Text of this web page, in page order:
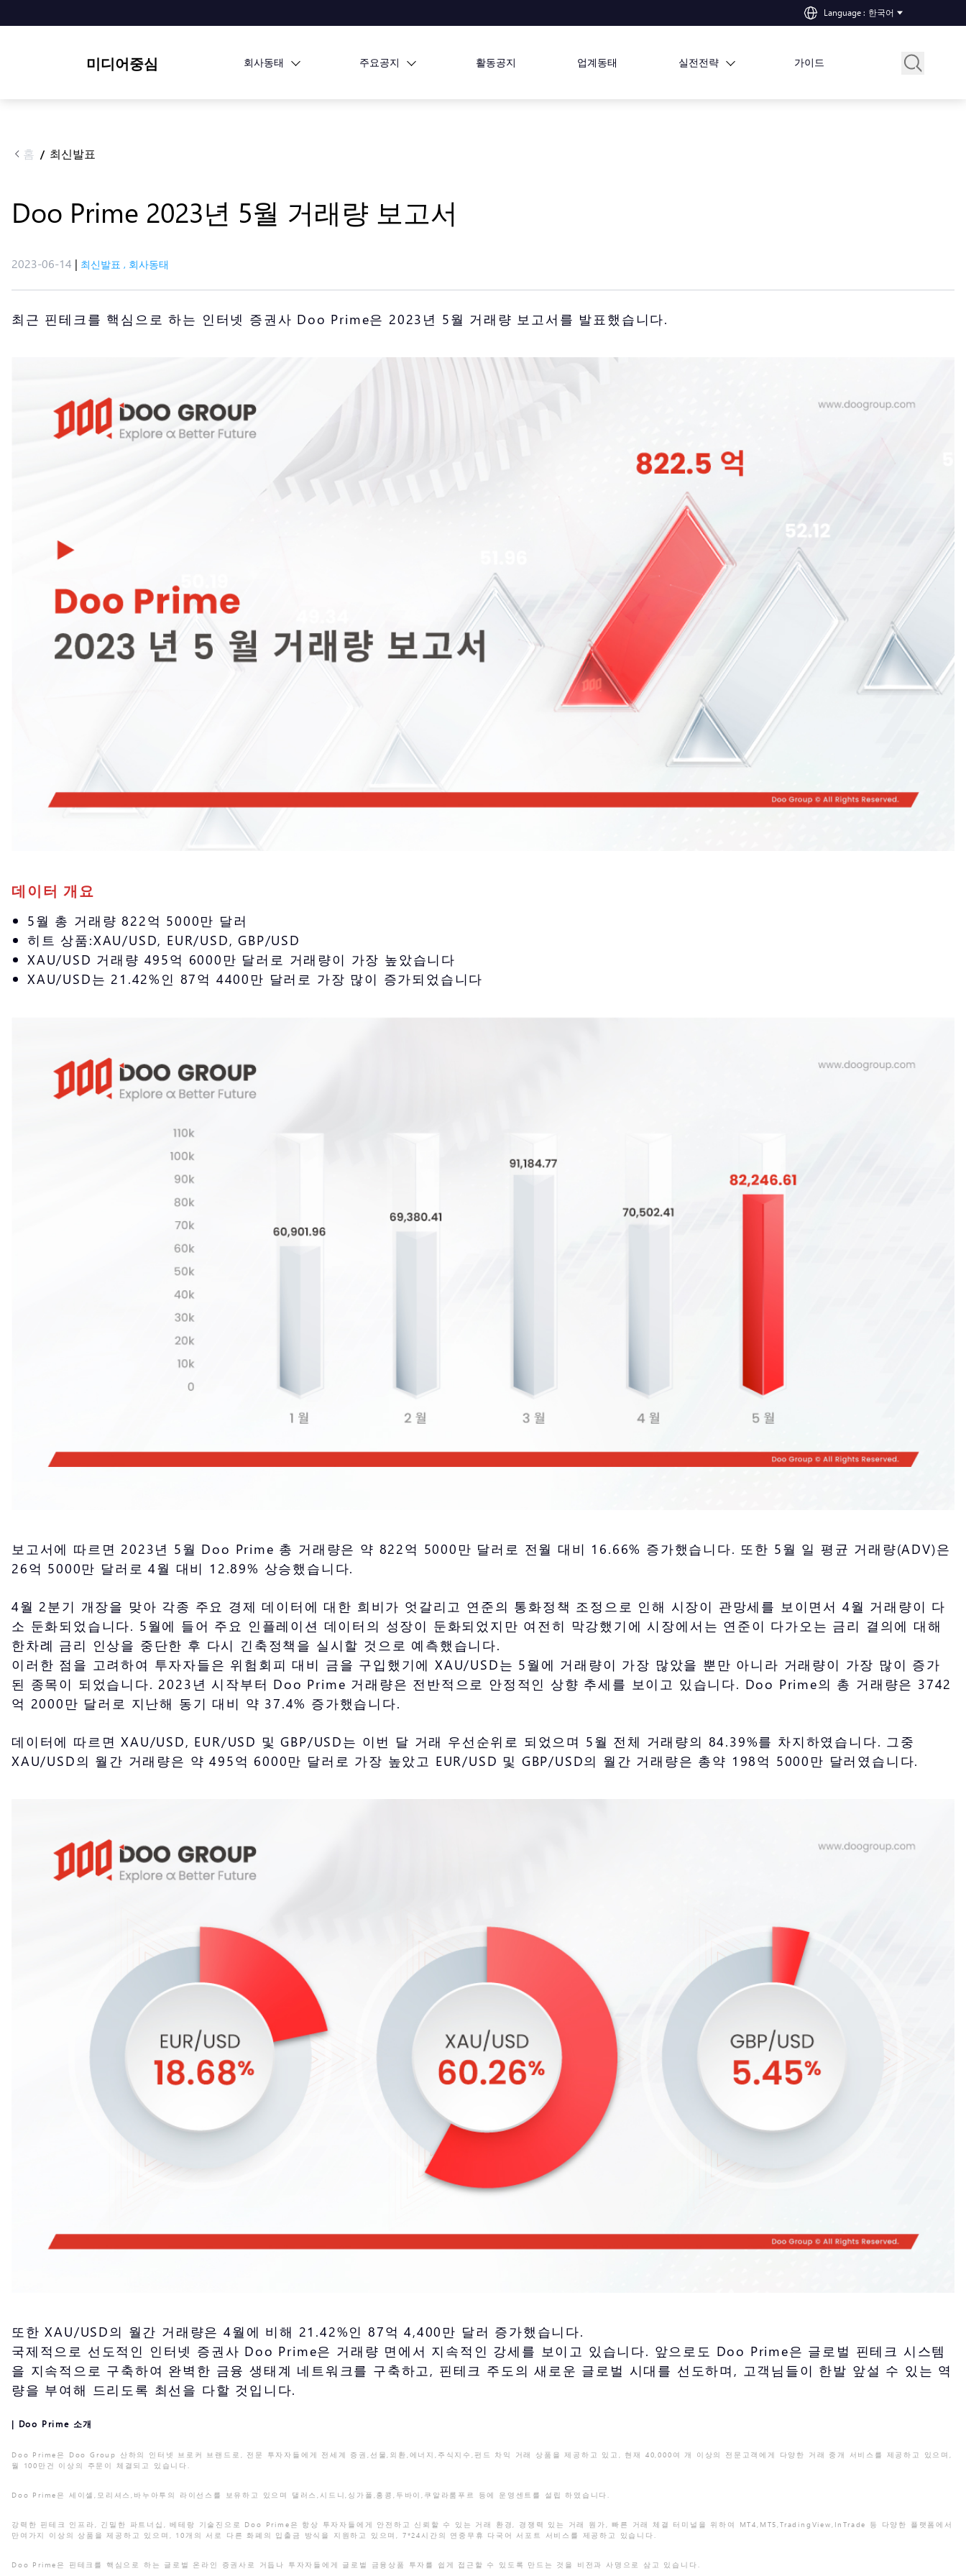
Language : 한국어
미디어중심 회사동태 주요공지 활동공지 업계동태 실전전략 가이드
홈 / 최신발표
Doo Prime 2023년 5월 거래량 보고서
2023-06-14 | 최신발표 , 회사동태
최근 핀테크를 핵심으로 하는 인터넷 증권사 Doo Prime은 2023년 5월 거래량 보고서를 발표했습니다.
데이터 개요
5월 총 거래량 822억 5000만 달러
히트 상품:XAU/USD, EUR/USD, GBP/USD
XAU/USD 거래량 495억 6000만 달러로 거래량이 가장 높았습니다
XAU/USD는 21.42%인 87억 4400만 달러로 가장 많이 증가되었습니다
보고서에 따르면 2023년 5월 Doo Prime 총 거래량은 약 822억 5000만 달러로 전월 대비 16.66% 증가했습니다. 또한 5월 일 평균 거래량(ADV)은
26억 5000만 달러로 4월 대비 12.89% 상승했습니다.
4월 2분기 개장을 맞아 각종 주요 경제 데이터에 대한 희비가 엇갈리고 연준의 통화정책 조정으로 인해 시장이 관망세를 보이면서 4월 거래량이 다
소 둔화되었습니다. 5월에 들어 주요 인플레이션 데이터의 성장이 둔화되었지만 여전히 막강했기에 시장에서는 연준이 다가오는 금리 결의에 대해
한차례 금리 인상을 중단한 후 다시 긴축정책을 실시할 것으로 예측했습니다.
이러한 점을 고려하여 투자자들은 위험회피 대비 금을 구입했기에 XAU/USD는 5월에 거래량이 가장 많았을 뿐만 아니라 거래량이 가장 많이 증가
된 종목이 되었습니다. 2023년 시작부터 Doo Prime 거래량은 전반적으로 안정적인 상향 추세를 보이고 있습니다. Doo Prime의 총 거래량은 3742
억 2000만 달러로 지난해 동기 대비 약 37.4% 증가했습니다.
데이터에 따르면 XAU/USD, EUR/USD 및 GBP/USD는 이번 달 거래 우선순위로 되었으며 5월 전체 거래량의 84.39%를 차지하였습니다. 그중
XAU/USD의 월간 거래량은 약 495억 6000만 달러로 가장 높았고 EUR/USD 및 GBP/USD의 월간 거래량은 총약 198억 5000만 달러였습니다.
또한 XAU/USD의 월간 거래량은 4월에 비해 21.42%인 87억 4,400만 달러 증가했습니다.
국제적으로 선도적인 인터넷 증권사 Doo Prime은 거래량 면에서 지속적인 강세를 보이고 있습니다. 앞으로도 Doo Prime은 글로벌 핀테크 시스템
을 지속적으로 구축하여 완벽한 금융 생태계 네트워크를 구축하고, 핀테크 주도의 새로운 글로벌 시대를 선도하며, 고객님들이 한발 앞설 수 있는 역
량을 부여해 드리도록 최선을 다할 것입니다.
| Doo Prime 소개
Doo Prime은 Doo Group 산하의 인터넷 브로커 브랜드로, 전문 투자자들에게 전세계 증권,선물,외환,에너지,주식지수,펀드 차익 거래 상품을 제공하고 있고, 현재 40,000여 개 이상의 전문고객에게 다양한 거래 중개 서비스를 제공하고 있으며,
월 100만건 이상의 주문이 체결되고 있습니다.
Doo Prime은 세이셸,모리셔스,바누아투의 라이선스를 보유하고 있으며 댈러스,시드니,싱가폴,홍콩,두바이,쿠알라룸푸르 등에 운영센트를 설립 하였습니다.
강력한 핀테크 인프라, 긴밀한 파트너십, 베테랑 기술진으로 Doo Prime은 항상 투자자들에게 안전하고 신뢰할 수 있는 거래 환경, 경쟁력 있는 거래 원가, 빠른 거래 체결 터미널을 위하여 MT4,MT5,TradingView,InTrade 등 다양한 플랫폼에서
만여가지 이상의 상품을 제공하고 있으며, 10개의 서로 다른 화폐의 입출금 방식을 지원하고 있으며, 7*24시간의 연중무휴 다국어 서포트 서비스를 제공하고 있습니다.
Doo Prime은 핀테크를 핵심으로 하는 글로벌 온라인 증권사로 거듭나 투자자들에게 글로벌 금융상품 투자를 쉽게 접근할 수 있도록 만드는 것을 비전과 사명으로 삼고 있습니다.